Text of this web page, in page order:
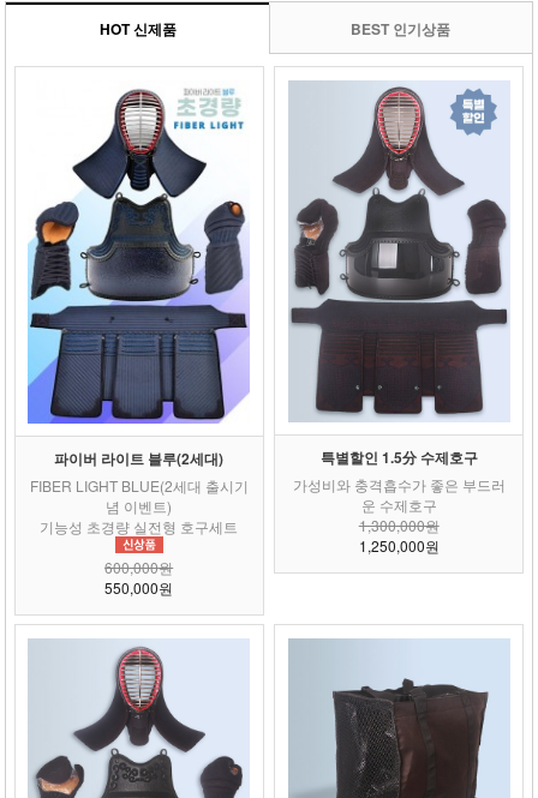
HOT 신제품 BEST 인기상품
파이버 라이트 블루(2세대)
FIBER LIGHT BLUE(2세대 출시기
념 이벤트)
기능성 초경량 실전형 호구세트
600,000원
550,000원
특별할인 1.5分 수제호구
가성비와 충격흡수가 좋은 부드러
운 수제호구
1,300,000원
1,250,000원